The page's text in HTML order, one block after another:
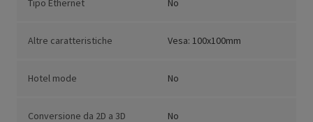
Tipo Ethernet No
Altre caratteristiche Vesa: 100x100mm
Hotel mode No
Conversione da 2D a 3D No